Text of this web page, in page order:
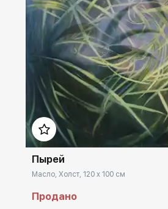
Домен:
Пырей
Масло, Холст, 120 x 100 см
Продано